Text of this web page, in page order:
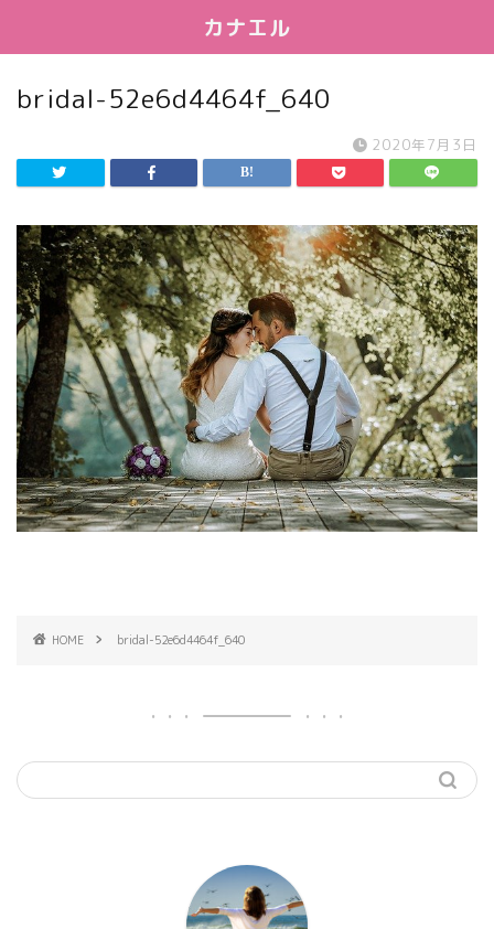
カナエル
bridal-52e6d4464f_640
2020年7月3日
HOME bridal-52e6d4464f_640